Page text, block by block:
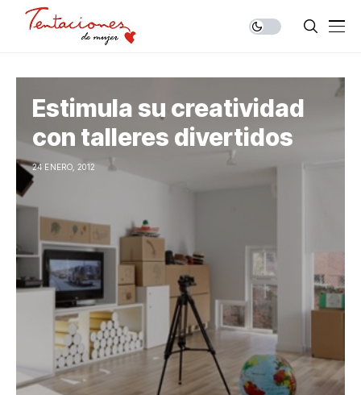
Estimula su creatividad
con talleres divertidos
24 ENERO, 2012